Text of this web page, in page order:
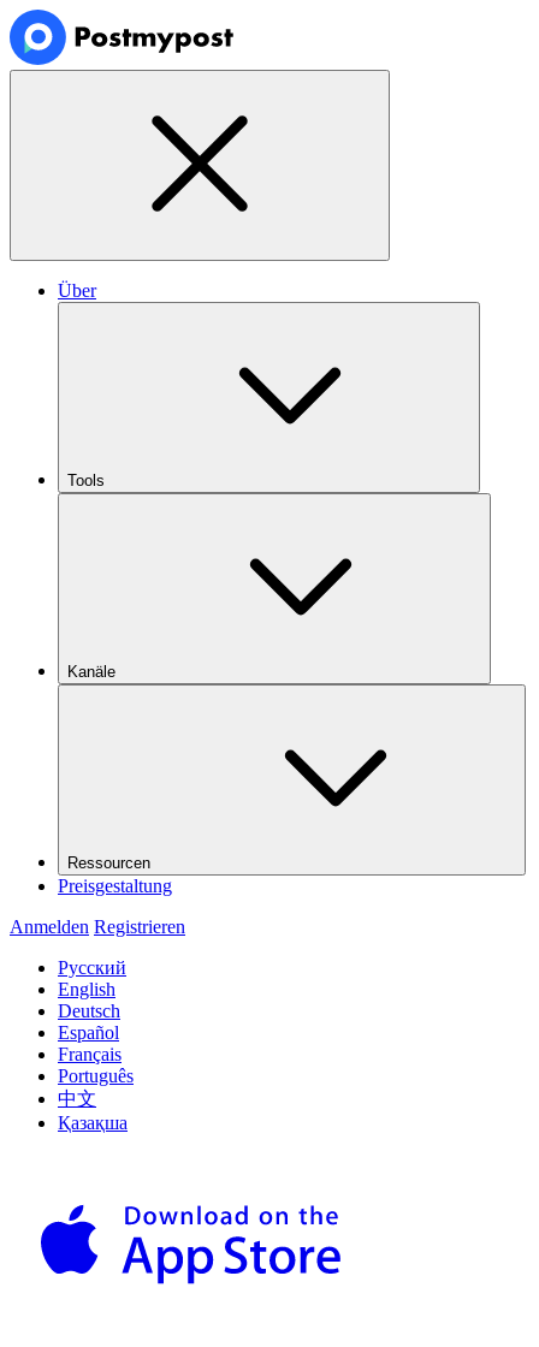
Über
Tools
Kanäle
Ressourcen
Preisgestaltung
Anmelden Registrieren
Русский
English
Deutsch
Español
Français
Português
中文
Қазақша